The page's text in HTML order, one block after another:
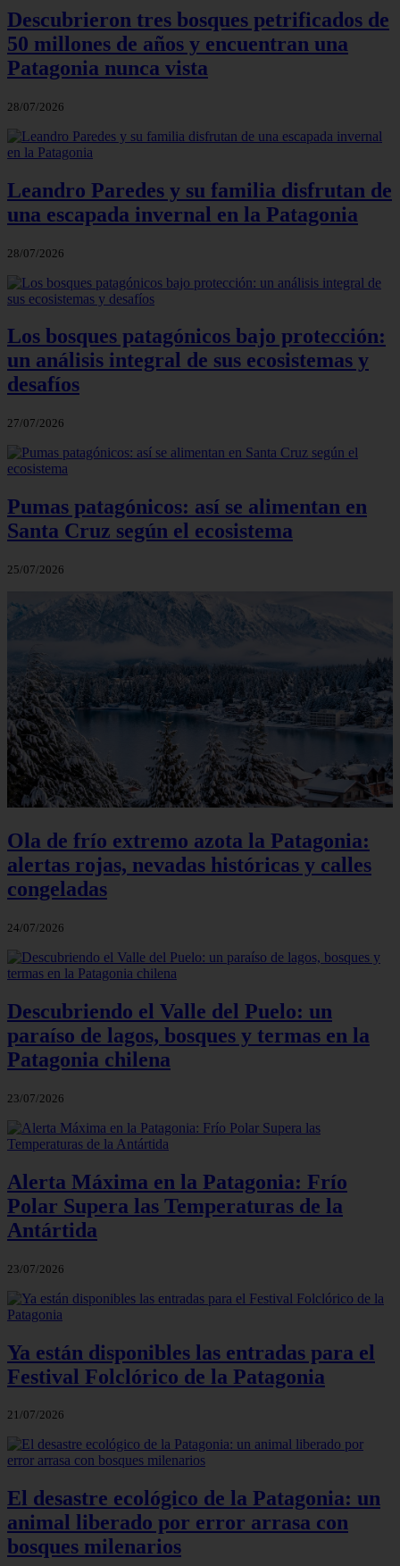
Descubrieron tres bosques petrificados de
50 millones de años y encuentran una
Patagonia nunca vista
28/07/2026
Leandro Paredes y su familia disfrutan de
una escapada invernal en la Patagonia
28/07/2026
Los bosques patagónicos bajo protección:
un análisis integral de sus ecosistemas y
desafíos
27/07/2026
Pumas patagónicos: así se alimentan en
Santa Cruz según el ecosistema
25/07/2026
Ola de frío extremo azota la Patagonia:
alertas rojas, nevadas históricas y calles
congeladas
24/07/2026
Descubriendo el Valle del Puelo: un
paraíso de lagos, bosques y termas en la
Patagonia chilena
23/07/2026
Alerta Máxima en la Patagonia: Frío
Polar Supera las Temperaturas de la
Antártida
23/07/2026
Ya están disponibles las entradas para el
Festival Folclórico de la Patagonia
21/07/2026
El desastre ecológico de la Patagonia: un
animal liberado por error arrasa con
bosques milenarios